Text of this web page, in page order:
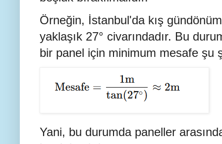
Örneğin, İstanbul'da kış
yaklaşık 27° civarındadır. Bu
bir panel için minimum mesafe şu
Yani, bu durumda paneller